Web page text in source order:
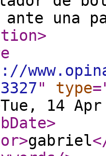
una
>
" type
Tue, 14
>
>gabriel